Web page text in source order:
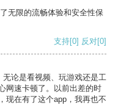
无限的流畅体验和安全性保
支持[0] 反对[0]
论是看视频、玩游戏还是工
网速卡顿了。以前出差的时
现在有了这个app，我再也不